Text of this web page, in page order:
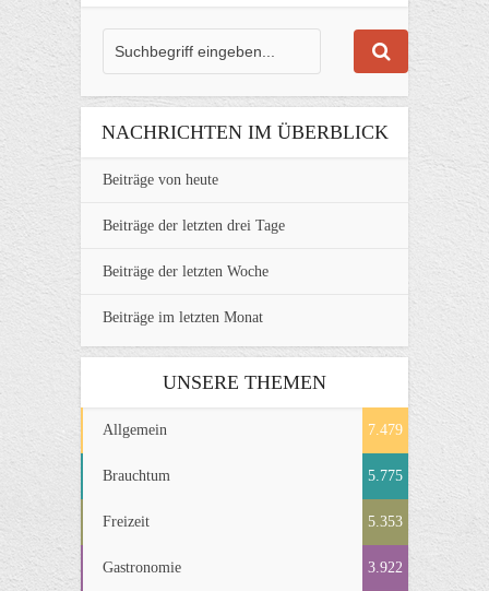
NACHRICHTEN IM ÜBERBLICK
Beiträge von heute
Beiträge der letzten drei Tage
Beiträge der letzten Woche
Beiträge im letzten Monat
UNSERE THEMEN
Allgemein 7.479
Brauchtum 5.775
Freizeit 5.353
Gastronomie 3.922